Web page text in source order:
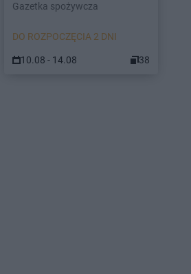
Gazetka spożywcza
DO ROZPOCZĘCIA 2 DNI
10.08 - 14.08 38